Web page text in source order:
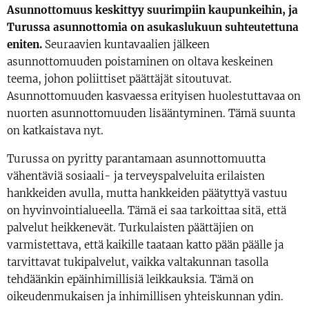
Asunnottomuus keskittyy suurimpiin kaupunkeihin, ja
Turussa asunnottomia on asukaslukuun suhteutettuna
eniten. Seuraavien kuntavaalien jälkeen
asunnottomuuden poistaminen on oltava keskeinen
teema, johon poliittiset päättäjät sitoutuvat.
Asunnottomuuden kasvaessa erityisen huolestuttavaa on
nuorten asunnottomuuden lisääntyminen. Tämä suunta
on katkaistava nyt.
Turussa on pyritty parantamaan asunnottomuutta
vähentäviä sosiaali- ja terveyspalveluita erilaisten
hankkeiden avulla, mutta hankkeiden päätyttyä vastuu
on hyvinvointialueella. Tämä ei saa tarkoittaa sitä, että
palvelut heikkenevät. Turkulaisten päättäjien on
varmistettava, että kaikille taataan katto pään päälle ja
tarvittavat tukipalvelut, vaikka valtakunnan tasolla
tehdäänkin epäinhimillisiä leikkauksia. Tämä on
oikeudenmukaisen ja inhimillisen yhteiskunnan ydin.